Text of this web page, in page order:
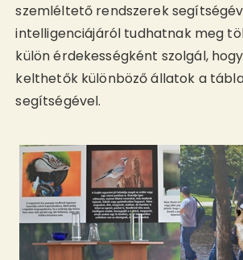
szemléltető rendszerek
intelligenciájáról tudhatnak meg
külön érdekességként szolgál,
kelthetők különböző állatok a
segítségével.